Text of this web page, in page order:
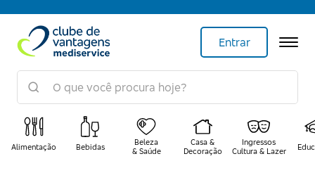
Entrar
Alimentação Bebidas
Beleza
& Saúde
Casa &
Decoração
Ingressos
Cultura & Lazer